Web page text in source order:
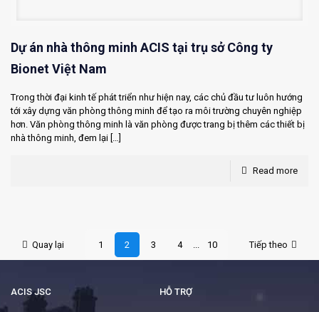
Dự án nhà thông minh ACIS tại trụ sở Công ty
Bionet Việt Nam
Trong thời đại kinh tế phát triển như hiện nay, các chủ đầu tư luôn hướng
tới xây dựng văn phòng thông minh để tạo ra môi trường chuyên nghiệp
hơn. Văn phòng thông minh là văn phòng được trang bị thêm các thiết bị
nhà thông minh, đem lại […]
Read more
Quay lại 1 2 3 4 ... 10 Tiếp theo
ACIS JSC HỖ TRỢ